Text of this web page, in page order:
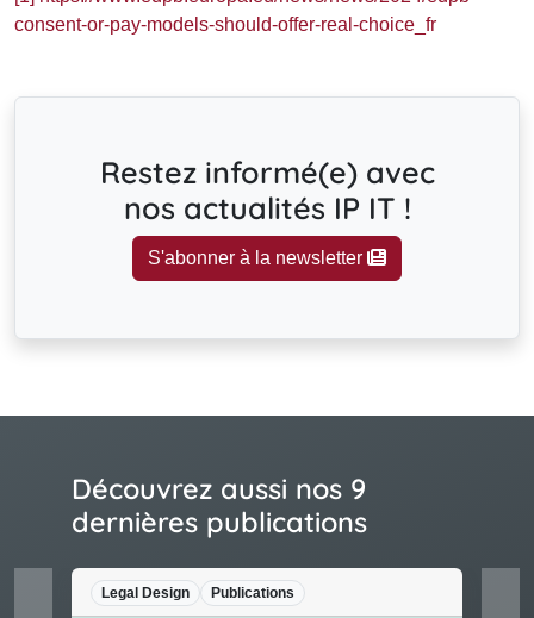
consent-or-pay-models-should-offer-real-choice_fr
Restez informé(e) avec
nos actualités IP IT !
S'abonner à la newsletter
Découvrez aussi nos 9
dernières publications
Legal Design Publications